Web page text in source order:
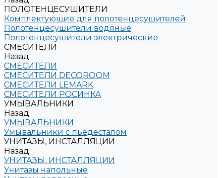
ПОЛОТЕНЦЕСУШИТЕЛИ
Комплектующие для полотенцесушителей
Полотенцесушители водяные
Полотенцесушители электрические
СМЕСИТЕЛИ
Назад
СМЕСИТЕЛИ
СМЕСИТЕЛИ DECOROOM
СМЕСИТЕЛИ LEMARK
СМЕСИТЕЛИ РОСИНКА
УМЫВАЛЬНИКИ
Назад
УМЫВАЛЬНИКИ
Умывальники с пьедесталом
УНИТАЗЫ, ИНСТАЛЛЯЦИИ
Назад
УНИТАЗЫ, ИНСТАЛЛЯЦИИ
Унитазы напольные